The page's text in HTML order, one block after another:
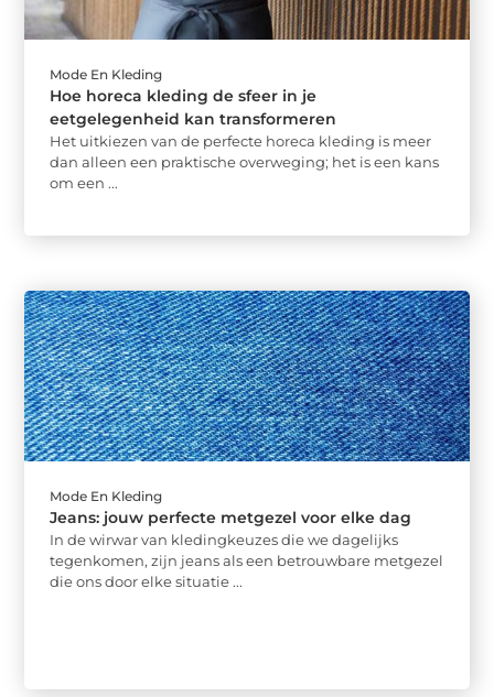
Mode En Kleding
Hoe horeca kleding de sfeer in je
eetgelegenheid kan transformeren
Het uitkiezen van de perfecte horeca kleding is meer
dan alleen een praktische overweging; het is een kans
om een ...
Mode En Kleding
Jeans: jouw perfecte metgezel voor elke dag
In de wirwar van kledingkeuzes die we dagelijks
tegenkomen, zijn jeans als een betrouwbare metgezel
die ons door elke situatie ...